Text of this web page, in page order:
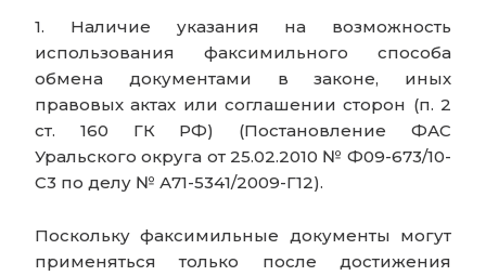
1. Наличие указания на возможность
использования факсимильного способа
обмена документами в законе, иных
правовых актах или соглашении сторон (п. 2
ст. 160 ГК РФ) (Постановление ФАС
Уральского округа от 25.02.2010 № Ф09-673/10-
С3 по делу № А71-5341/2009-Г12).
Поскольку факсимильные документы могут
применяться только после достижения